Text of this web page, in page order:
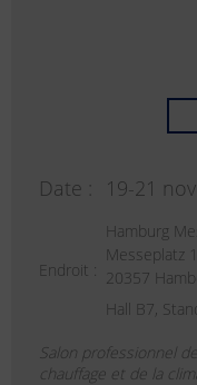
Date : 19-21
Endroit :
Hamburg
Messeplatz 1
20357
Hall B7,
Salon professionnel
chauffage et de la